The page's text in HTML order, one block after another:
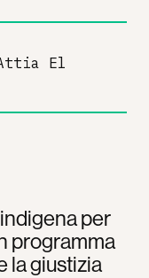
indigena per
programma
la giustizia
El